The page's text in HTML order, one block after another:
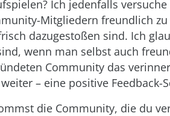
Ich jedenfalls
Mitgliedern freundlich zu
dazugestoßen sind. Ich
wenn man selbst auch
Community das
– eine positive Feedback-
die Community, die du